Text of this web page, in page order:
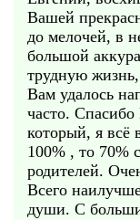
Вашей
до мелочей, в
большой
трудную
Вам удалось
часто. Спасибо
который, я всё
100% , то 70%
родителей.
Всего
души. С